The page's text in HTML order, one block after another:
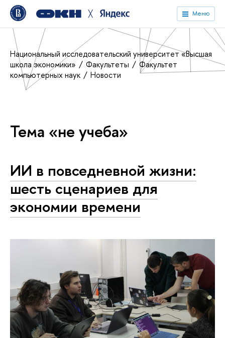
╳ Меню
Национальный исследовательский университет «Высшая
школа экономики»
Факультеты
Факультет
компьютерных наук
Новости
Тема «не учеба»
ИИ в повседневной жизни:
шесть сценариев для
экономии времени